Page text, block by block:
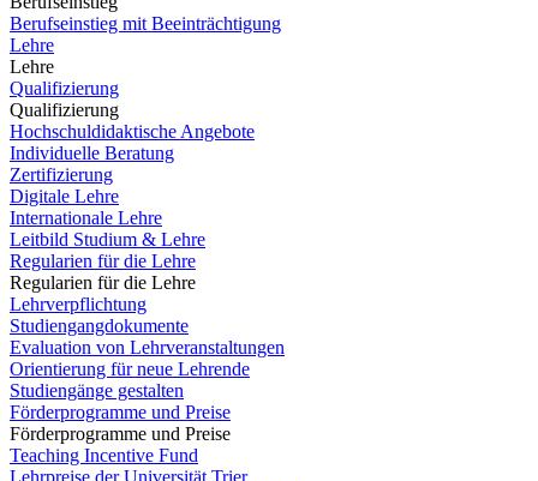
Berufseinstieg mit Beeinträchtigung
Lehre
Lehre
Qualifizierung
Qualifizierung
Hochschuldidaktische Angebote
Individuelle Beratung
Zertifizierung
Digitale Lehre
Internationale Lehre
Leitbild Studium & Lehre
Regularien für die Lehre
Regularien für die Lehre
Lehrverpflichtung
Studiengangdokumente
Evaluation von Lehrveranstaltungen
Orientierung für neue Lehrende
Studiengänge gestalten
Förderprogramme und Preise
Förderprogramme und Preise
Teaching Incentive Fund
Lehrpreise der Universität Trier